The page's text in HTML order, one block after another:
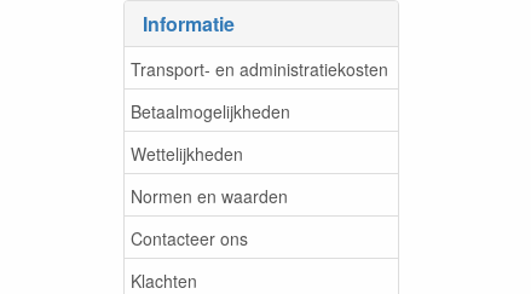
Informatie
Transport- en administratiekosten
Betaalmogelijkheden
Wettelijkheden
Normen en waarden
Contacteer ons
Klachten